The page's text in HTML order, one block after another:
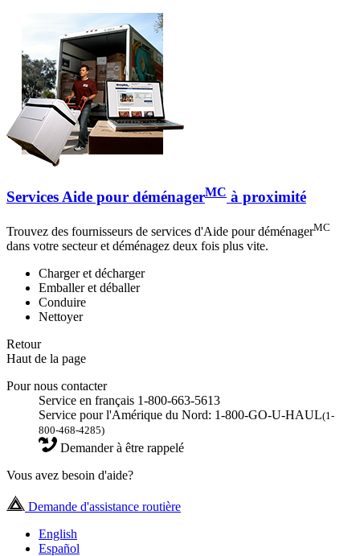
Services Aide pour déménagerMC à proximité
Trouvez des fournisseurs de services d'Aide pour déménagerMC
dans votre secteur et déménagez deux fois plus vite.
Charger et décharger
Emballer et déballer
Conduire
Nettoyer
Retour
Haut de la page
Pour nous contacter
Service en français 1-800-663-5613
Service pour l'Amérique du Nord: 1-800-GO-U-HAUL(1-
800-468-4285)
Demander à être rappelé
Vous avez besoin d'aide?
Demande d'assistance routière
English
Español